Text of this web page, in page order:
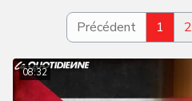
Précédent 1 2
08:32